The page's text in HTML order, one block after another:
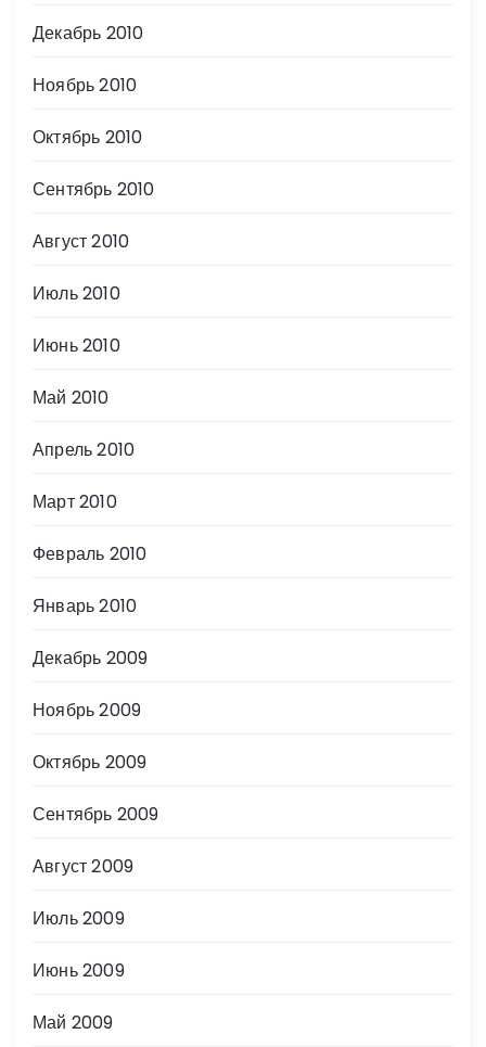
Декабрь 2010
Ноябрь 2010
Октябрь 2010
Сентябрь 2010
Август 2010
Июль 2010
Июнь 2010
Май 2010
Апрель 2010
Март 2010
Февраль 2010
Январь 2010
Декабрь 2009
Ноябрь 2009
Октябрь 2009
Сентябрь 2009
Август 2009
Июль 2009
Июнь 2009
Май 2009